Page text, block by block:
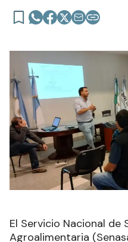
El Servicio Nacional de
Agroalimentaria